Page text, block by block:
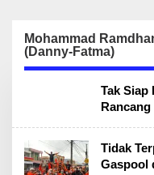
Mohammad
(Danny-Fatma)
Tak Siap
Tidak
Gaspool